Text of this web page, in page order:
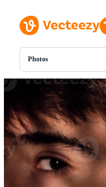
Photos
Toutes Images
Photos
PNGs
PSDs
SVGs
Modèles
Vecteurs
Vidéos
Motion graphics
Images Éditoriales
Événements Éditoriaux